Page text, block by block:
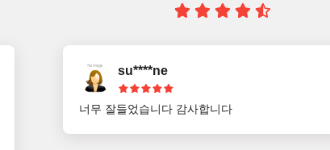
su****ne
너무 잘들었습니다 감사합니다